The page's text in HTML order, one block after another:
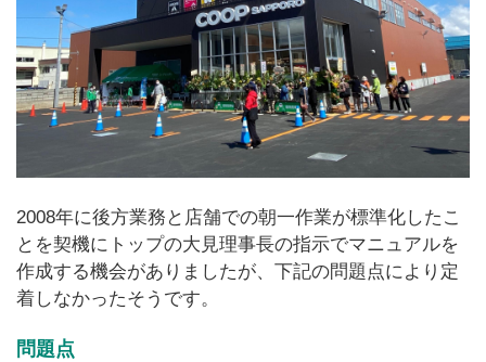
2008年に後方業務と店舗での朝一作業が標準化したこ
とを契機にトップの大見理事長の指示でマニュアルを
作成する機会がありましたが、下記の問題点により定
着しなかったそうです。
問題点